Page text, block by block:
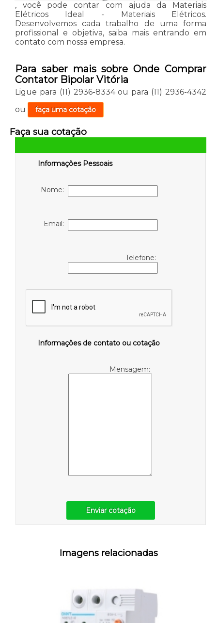
, você pode contar com ajuda da Materiais
Elétricos Ideal - Materiais Elétricos.
Desenvolvemos cada trabalho de uma forma
profissional e objetiva, saiba mais entrando em
contato com nossa empresa.
Para saber mais sobre Onde Comprar
Contator Bipolar Vitória
Ligue para (11) 2936-8334ou para (11) 2936-4342
ou
faça uma cotação
Faça sua cotação
Informações Pessoais
Nome:
Email:
Telefone:
Informações de contato ou cotação
Mensagem:
Enviar cotação
Imagens relacionadas